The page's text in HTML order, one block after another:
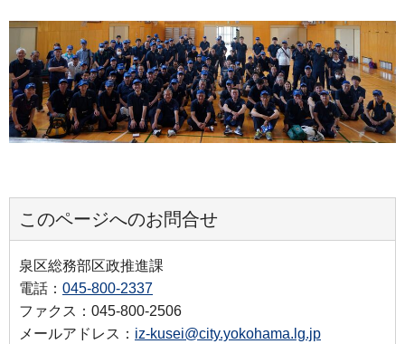
このページへのお問合せ
泉区総務部区政推進課
電話： 045-800-2337
ファクス：045-800-2506
メールアドレス： iz-kusei@city.yokohama.lg.jp